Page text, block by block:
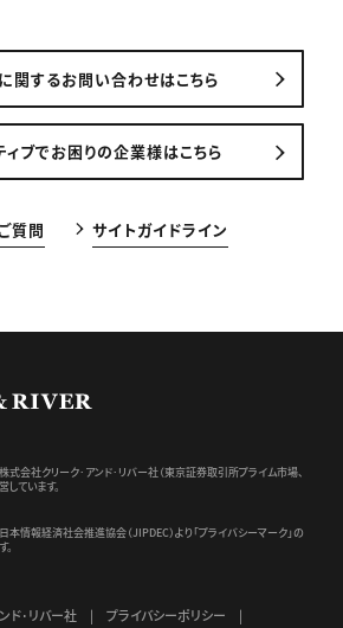
関するお問い合わせはこちら
ィブでお困りの企業様はこちら
質問 サイトガイドライン
式会社クリーク･アンド･リバー社（東京証券取引所プライム市場、
ています。
本情報経済社会推進協会（JIPDEC）より 「プライバシーマーク」の
ド･リバー社 プライバシーポリシー